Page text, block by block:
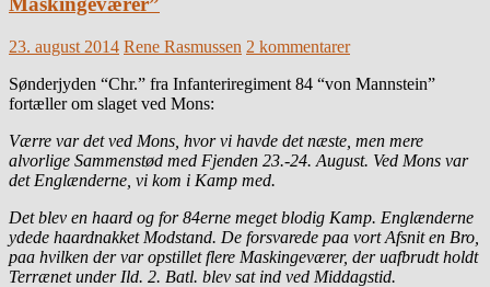
23. august 2014 Rene Rasmussen 2 kommentarer
Sønderjyden “Chr.” fra Infanteriregiment 84 “von Mannstein”
fortæller om slaget ved Mons:
Værre var det ved Mons, hvor vi havde det næste, men mere
alvorlige Sammenstød med Fjenden 23.-24. August. Ved Mons var
det Englænderne, vi kom i Kamp med.
Det blev en haard og for 84erne meget blodig Kamp. Englænderne
ydede haardnakket Modstand. De forsvarede paa vort Afsnit en Bro,
paa hvilken der var opstillet flere Maskingeværer, der uafbrudt holdt
Terrænet under Ild. 2. Batl. blev sat ind ved Middagstid.